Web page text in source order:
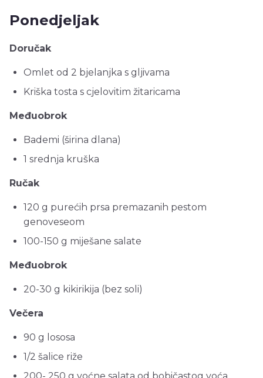
Ponedjeljak
Doručak
Omlet od 2 bjelanjka s gljivama
Kriška tosta s cjelovitim žitaricama
Međuobrok
Bademi (širina dlana)
1 srednja kruška
Ručak
120 g purećih prsa premazanih pestom
genoveseom
100-150 g miješane salate
Međuobrok
20-30 g kikirikija (bez soli)
Večera
90 g lososa
1/2 šalice riže